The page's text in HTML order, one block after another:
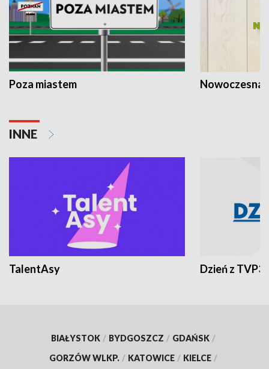
Poza miastem Nowoczesna
INNE
TalentAsy Dzień z TVP3
BIAŁYSTOK / BYDGOSZCZ / GDAŃSK /
GORZÓW WLKP. / KATOWICE / KIELCE /